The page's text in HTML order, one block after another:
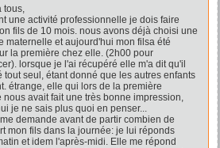
tous,
une activité professionnelle je dois faire
fils de 10 mois. nous avons déjà choisi une
maternelle et aujourd'hui mon filsa été
la première chez elle. (2h00 pour
lorsque je l'ai récupéré elle m'a dit qu'il
tout seul, étant donné que les autres enfants
étrange, elle qui lors de la première
nous avait fait une très bonne impression,
je ne sais plus quoi en penser...
demande avant de partir combien de
mon fils dans la journée: je lui réponds
et idem l'après-midi. Elle me répond